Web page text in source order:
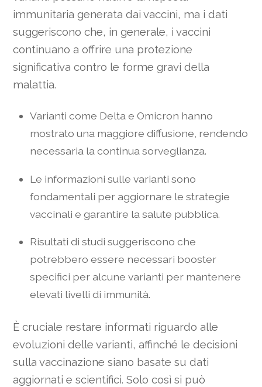
immunitaria generata dai vaccini, ma i dati
suggeriscono che, in generale, i vaccini
continuano a offrire una protezione
significativa contro le forme gravi della
malattia.
Varianti come Delta e Omicron hanno
mostrato una maggiore diffusione, rendendo
necessaria la continua sorveglianza.
Le informazioni sulle varianti sono
fondamentali per aggiornare le strategie
vaccinali e garantire la salute pubblica.
Risultati di studi suggeriscono che
potrebbero essere necessari booster
specifici per alcune varianti per mantenere
elevati livelli di immunità.
È cruciale restare informati riguardo alle
evoluzioni delle varianti, affinché le decisioni
sulla vaccinazione siano basate su dati
aggiornati e scientifici. Solo così si può